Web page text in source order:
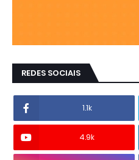
REDES SOCIAIS
1.1k
4.9k